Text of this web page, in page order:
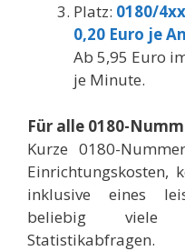
Platz: 0180/
0,20 Euro je
Ab 5,95 Euro
je Minute.
Für alle 0180-
Kurze 0180-
Einrichtungskosten,
inklusive eines
beliebig viele
Statistikabfragen.